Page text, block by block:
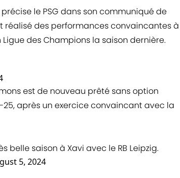
le PSG dans son communiqué de
réalisé des performances convaincantes à
des Champions la saison dernière.
est de nouveau prêté sans option
25, après un exercice convaincant avec la
belle saison à Xavi avec le RB Leipzig.
5, 2024